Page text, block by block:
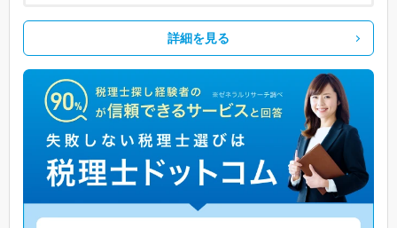
詳細を見る